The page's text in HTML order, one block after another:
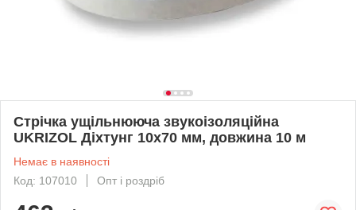
Стрічка ущільнююча звукоізоляційна
UKRIZOL Діхтунг 10х70 мм, довжина 10 м
Немає в наявності
Код: 107010
Опт і роздріб